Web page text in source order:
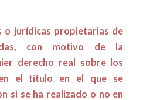
o jurídicas propietarias de
con motivo de la
derecho real sobre los
el título en el que se
si se ha realizado o no en